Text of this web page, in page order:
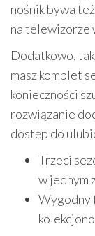
nośnik bywa
na telewizorze
Dodatkowo,
masz komplet
konieczności
rozwiązanie
dostęp do
Trzeci
w jednym
Wygodny